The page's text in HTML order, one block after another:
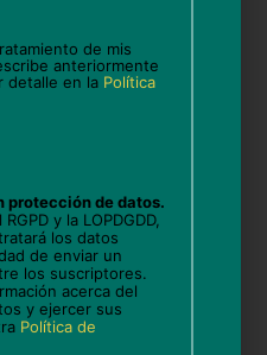
grazas ao
2024; o cal
contexto
á cultura»
de mis
anteriormente
detalle en la Política
protección de datos.
y la LOPDGDD,
los datos
de enviar un
los suscriptores.
acerca del
y ejercer sus
Política de